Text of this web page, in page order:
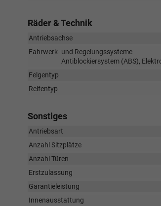
Räder & Technik
Antriebsachse
Fahrwerk- und Regelungssysteme
Antiblockiersystem (ABS),
Felgentyp
Reifentyp
Sonstiges
Antriebsart
Anzahl Sitzplätze
Anzahl Türen
Erstzulassung
Garantieleistung
Innenausstattung